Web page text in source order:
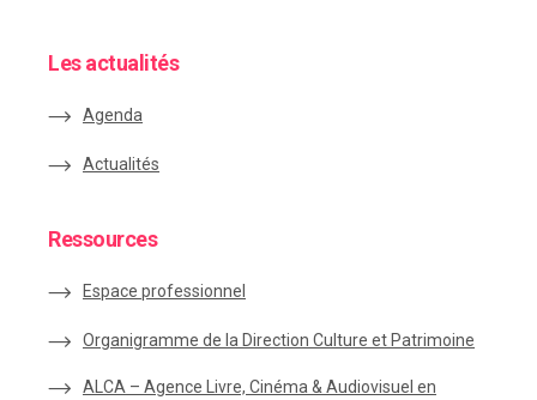
Les actualités
Agenda
Actualités
Ressources
Espace professionnel
Organigramme de la Direction Culture et Patrimoine
ALCA – Agence Livre, Cinéma & Audiovisuel en